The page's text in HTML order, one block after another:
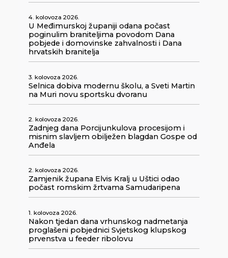
4. kolovoza 2026.
U Međimurskoj županiji odana počast
poginulim braniteljima povodom Dana
pobjede i domovinske zahvalnosti i Dana
hrvatskih branitelja
3. kolovoza 2026.
Selnica dobiva modernu školu, a Sveti Martin
na Muri novu sportsku dvoranu
2. kolovoza 2026.
Zadnjeg dana Porcijunkulova procesijom i
misnim slavljem obilježen blagdan Gospe od
Anđela
2. kolovoza 2026.
Zamjenik župana Elvis Kralj u Uštici odao
počast romskim žrtvama Samudaripena
1. kolovoza 2026.
Nakon tjedan dana vrhunskog nadmetanja
proglašeni pobjednici Svjetskog klupskog
prvenstva u feeder ribolovu